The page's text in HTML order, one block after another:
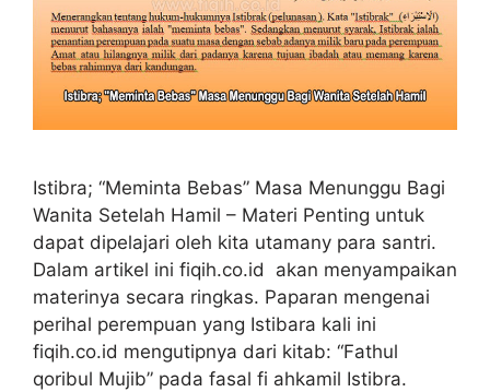
Istibra; “Meminta Bebas” Masa Menunggu Bagi
Wanita Setelah Hamil – Materi Penting untuk
dapat dipelajari oleh kita utamany para santri.
Dalam artikel ini fiqih.co.id akan menyampaikan
materinya secara ringkas. Paparan mengenai
perihal perempuan yang Istibara kali ini
fiqih.co.id mengutipnya dari kitab: “Fathul
qoribul Mujib” pada fasal fi ahkamil Istibra.